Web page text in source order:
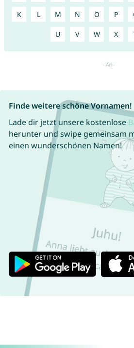
K L M N O P
U V W X
Finde weitere schöne Vornamen!
Lade dir jetzt unsere kostenlose
herunter und swipe gemeinsam
einen wunderschönen Namen!